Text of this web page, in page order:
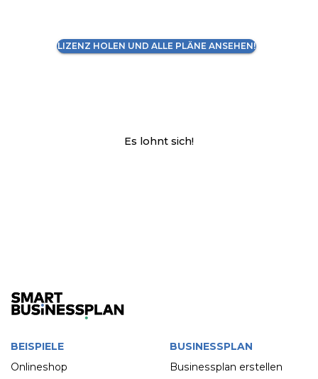
LIZENZ HOLEN UND ALLE PLÄNE ANSEHEN!
Es lohnt sich!
BEISPIELE
Onlineshop
BUSINESSPLAN
Businessplan erstellen